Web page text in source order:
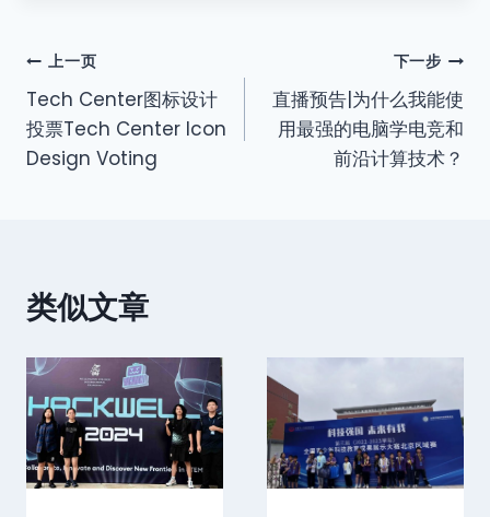
上一页
Tech Center图标设计
投票Tech Center Icon
Design Voting
下一步
直播预告|为什么我能使
用最强的电脑学电竞和
前沿计算技术？
类似文章